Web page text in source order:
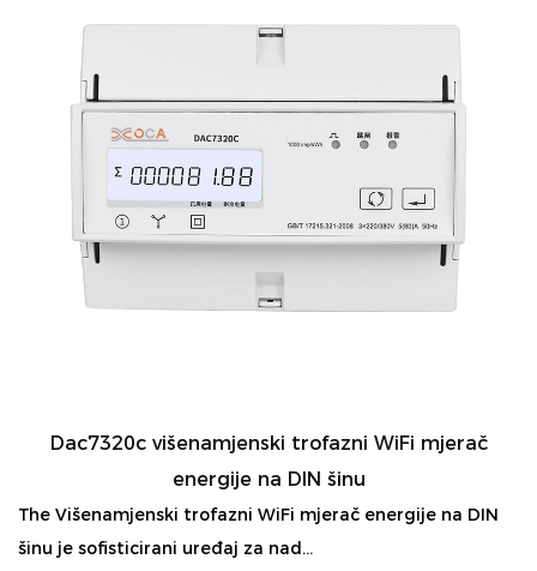
Dac7320c višenamjenski trofazni WiFi mjerač
energije na DIN šinu
The Višenamjenski trofazni WiFi mjerač energije na DIN
šinu je sofisticirani uređaj za nad...